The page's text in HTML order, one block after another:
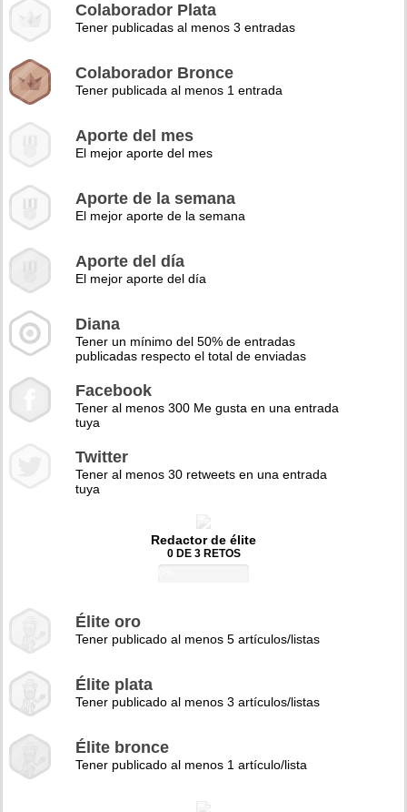
Colaborador Plata
Tener publicadas al menos 3 entradas
Colaborador Bronce
Tener publicada al menos 1 entrada
Aporte del mes
El mejor aporte del mes
Aporte de la semana
El mejor aporte de la semana
Aporte del día
El mejor aporte del día
Diana
Tener un mínimo del 50% de entradas
publicadas respecto el total de enviadas
Facebook
Tener al menos 300 Me gusta en una entrada
tuya
Twitter
Tener al menos 30 retweets en una entrada
tuya
Redactor de élite
0 DE 3 RETOS
Élite oro
Tener publicado al menos 5 artículos/listas
Élite plata
Tener publicado al menos 3 artículos/listas
Élite bronce
Tener publicado al menos 1 artículo/lista